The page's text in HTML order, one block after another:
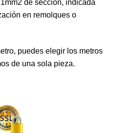
de sección, indicada
en remolques o
puedes elegir los metros
de una sola pieza.